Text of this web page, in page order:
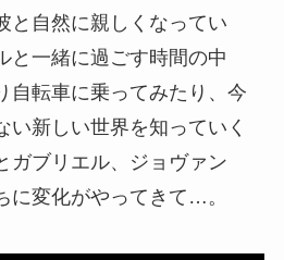
と自然に親しくなってい
と一緒に過ごす時間の中
自転車に乗ってみたり、今
い新しい世界を知っていく
ガブリエル、ジョヴァン
に変化がやってきて…。